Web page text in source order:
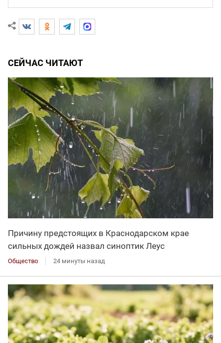
СЕЙЧАС ЧИТАЮТ
Причину предстоящих в Краснодарском крае
сильных дождей назвал синоптик Леус
Общество 24 минуты назад